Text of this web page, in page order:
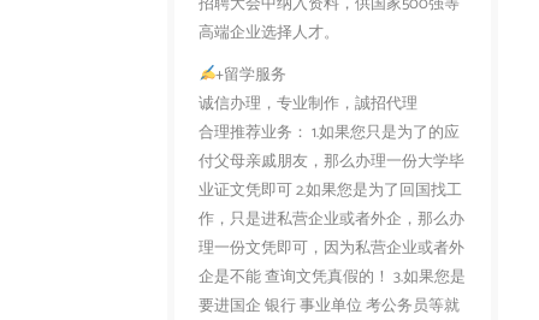
高端企业选择人才。
+留学服务
诚信办理，专业制作，誠招代理
合理推荐业务： 1.如果您只是为了的应
付父母亲戚朋友，那么办理一份大学毕
业证文凭即可 2.如果您是为了回国找工
作，只是进私营企业或者外企，那么办
理一份文凭即可，因为私营企业或者外
企是不能 查询文凭真假的！ 3.如果您是
要进国企 银行 事业单位 考公务员等就